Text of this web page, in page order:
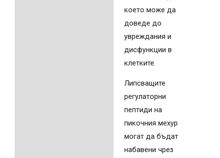
което може да
доведе до
увреждания и
дисфункции в
клетките.
Липсващите
регулаторни
пептиди на
пикочния мехур
могат да бъдат
набавени чрез